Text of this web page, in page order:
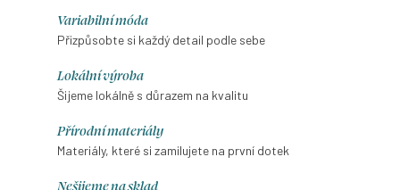
Variabilní móda
Přizpůsobte si každý detail podle sebe
Lokální výroba
Šijeme lokálně s důrazem na kvalitu
Přírodní materiály
Materiály, které si zamilujete na první dotek
Nešijeme na sklad